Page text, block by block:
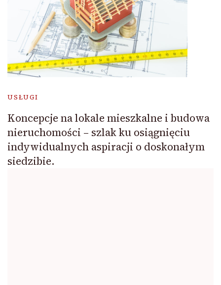
USŁUGI
Koncepcje na lokale mieszkalne i budowa
nieruchomości – szlak ku osiągnięciu
indywidualnych aspiracji o doskonałym
siedzibie.